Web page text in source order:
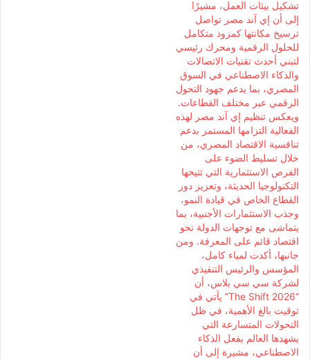
تشكيل بيئات العمل، مشيرًا
إلى أن إي آند مصر تواصل
ترسيخ مكانتها كمزود متكامل
للحلول الرقمية ومحرك رئيسي
لتبني أحدث تقنيات الاتصالات
والذكاء الاصطناعي في السوق
المصري، بما يدعم جهود التحول
الرقمي عبر مختلف القطاعات.
ويعكس تنظيم إي آند مصر لهذه
الفعالية التزامها المستمر بدعم
تنافسية الاقتصاد المصري، من
خلال تسليط الضوء على
الفرص الاستثمارية التي تتيحها
التكنولوجيا الحديثة، وتعزيز دور
القطاع الخاص في قيادة النمو،
وجذب الاستثمارات الأجنبية، بما
يتماشى مع توجهات الدولة نحو
اقتصاد قائم على المعرفة. ومن
جانبها، أكدت لمياء كامل،
المؤسس والرئيس التنفيذي
لشركة سي سي بلاس، أن
“The Shift 2026” يأتي في
توقيت بالغ الأهمية، في ظل
التحولات المتسارعة التي
يشهدها العالم بفعل الذكاء
الاصطناعي، مشيرة إلى أن